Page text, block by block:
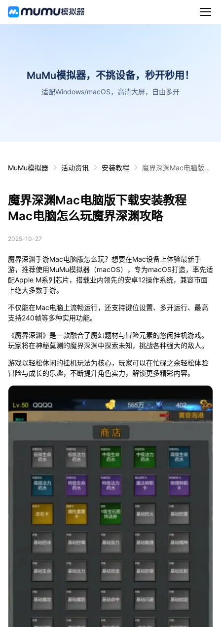
MuMu模拟器，不挑设备，秒开秒用！
适配Windows/macOS，高清大屏，自由多开
MuMu模拟器 活动资讯 安装教程
魔界深渊Mac电脑版下
魔界深渊Mac电脑版下载安装教程
Mac电脑怎么玩魔界深渊攻略
2025-10-27
魔界深渊手游Mac电脑版怎么玩？想要在Mac设备上体验最新手
游，推荐使用MuMu模拟器（macOS），专为macOS打造，率先适
配Apple M系列芯片，搭载业内领先的安卓12操作系统，兼容市面
上绝大多数手游。
不仅能在Mac电脑上流畅运行，还支持键位设置、多开运行、最高
支持240帧等多种实用功能。
《魔界深渊》是一款融合了魔幻题材与冒险元素的悠闲挂机游戏。
玩家将在神秘莫测的魔界深渊中探索未知，挑战各种强大的敌人。
游戏以轻松休闲的挂机玩法为核心，玩家可以在忙碌之余轻松体验
冒险与成长的乐趣，不断提升角色实力，解锁更多精彩内容。